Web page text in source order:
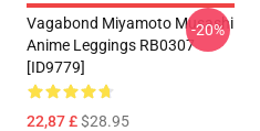
Vagabond Miyamoto Musashi
Anime Leggings RB0307
[ID9779]
22,87 £$28.95
-20%